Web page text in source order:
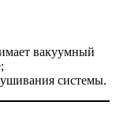
вакуумный
системы.